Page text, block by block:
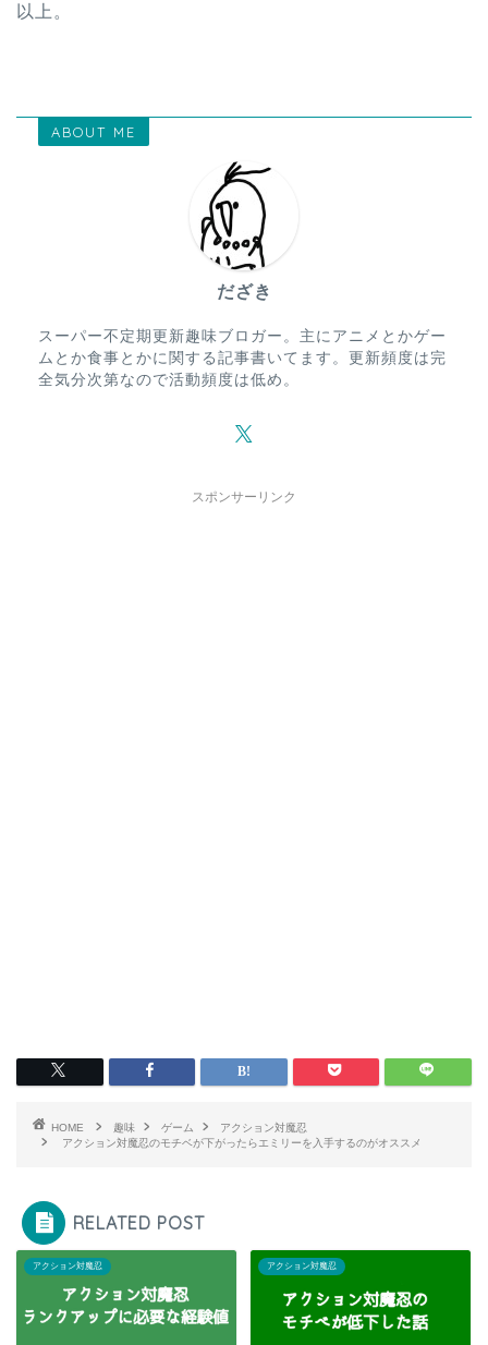
以上。
ABOUT ME
だざき
スーパー不定期更新趣味ブロガー。主にアニメとかゲー
ムとか食事とかに関する記事書いてます。更新頻度は完
全気分次第なので活動頻度は低め。
スポンサーリンク
HOME 趣味 ゲーム
アクション対魔忍
アクション対魔忍のモチベが下がったらエミリーを入手するのがオススメ
RELATED POST
アクション対魔忍 アクション対魔忍